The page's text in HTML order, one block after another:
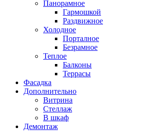
Панорамное
Гармошкой
Раздвижное
Холодное
Порталное
Безрамное
Теплое
Балконы
Террасы
Фасадка
Дополнительно
Витрина
Стеллаж
В шкаф
Демонтаж